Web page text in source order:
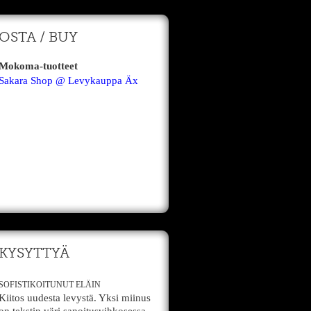
/ BUY
tuotteet
Shop @ Levykauppa Äx
ELÄIN
uudesta levystä. Yksi miinus